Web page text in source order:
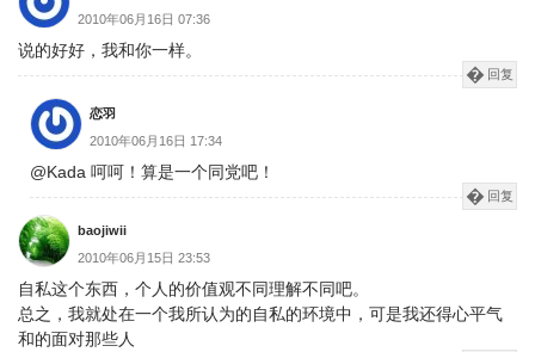
2010年06月16日 07:36
说的好好，我和你一样。
回复
恋羽
2010年06月16日 17:34
@Kada 呵呵！算是一个同党吧！
回复
baojiwii
2010年06月15日 23:53
自私这个东西，个人的价值观不同理解不同吧。
总之，我就处在一个我所认为的自私的环境中，可是我还得心平气
和的面对那些人